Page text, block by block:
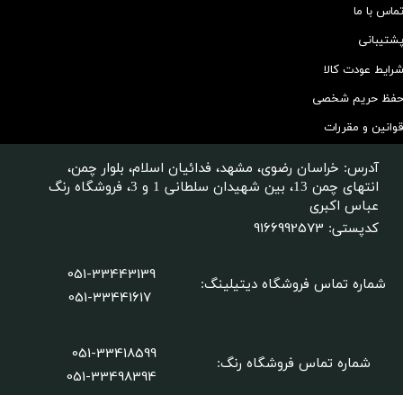
تماس با ما
پشتیبانی
شرایط عودت کالا
حفظ حریم شخصی
قوانین و مقررات
شماره تماس فروشگاه دیتیلینگ:
051-33443139
051-33441617
آدرس: خراسان رضوی، مشهد، فدائیان اسلام، بلوار چمن،
انتهای چمن 13، بین شهیدان سلطانی 1 و 3، فروشگاه رنگ
عباس اکبری
کدپستی: 9166992573
شماره تماس فروشگاه رنگ:
051-33418599
​​​​​​​051-33498394